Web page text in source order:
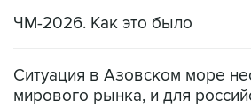
ЧМ-2026. Как это было
Ситуация в Азовском море
мирового рынка, и для